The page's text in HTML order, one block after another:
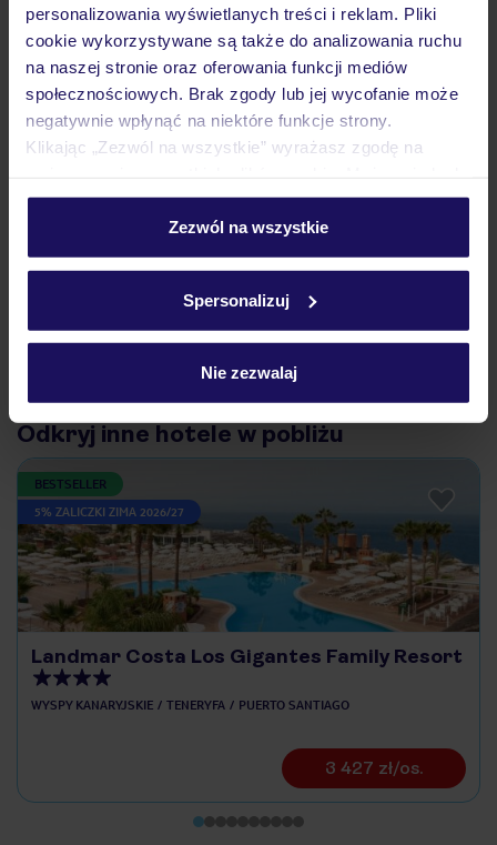
personalizowania wyświetlanych treści i reklam. Pliki
cookie wykorzystywane są także do analizowania ruchu
na naszej stronie oraz oferowania funkcji mediów
społecznościowych. Brak zgody lub jej wycofanie może
negatywnie wpłynąć na niektóre funkcje strony.
Klikając „Zezwól na wszystkie” wyrażasz zgodę na
personalizować swój wybór wchodząc w zakładkę
Szczegółowe informacje o plikach cookie znajdziesz
Zezwól na wszystkie
Spersonalizuj
Nie zezwalaj
Ważne informacje
Czy w Hotelu będzie przedstawiciel TUI?
Na jakiej podstawie i gdzie otrzymam karty
Odkryj inne hotele w pobliżu
BESTSELLER
5% ZALICZKI ZIMA 2026/27
Landmar Costa Los Gigantes Family Resort
WYSPY KANARYJSKIE TENERYFA PUERTO SANTIAGO
3 427 zł/os.